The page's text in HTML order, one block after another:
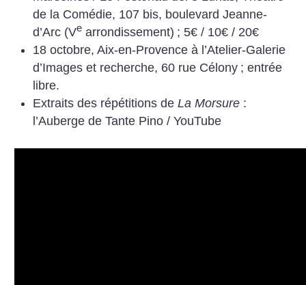
de la Comédie, 107 bis, boulevard Jeanne-
d’Arc (Vearrondissement) ; 5€ / 10€ / 20€
18 octobre, Aix-en-Provence à l’Atelier-Galerie
d’Images et recherche, 60 rue Célony ; entrée
libre.
Extraits des répétitions de La Morsure:
l’Auberge de Tante Pino / YouTube